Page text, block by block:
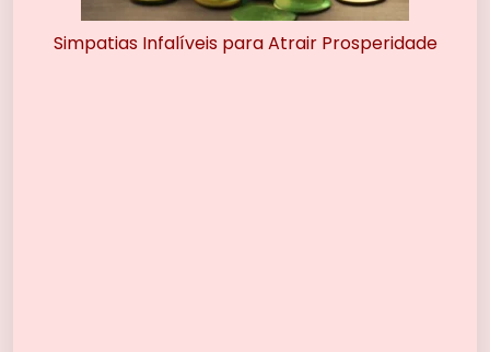
Simpatias Infalíveis para Atrair Prosperidade